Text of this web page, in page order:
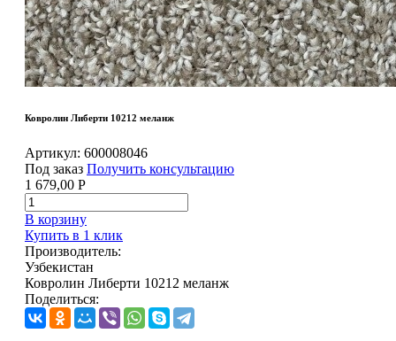
Ковролин Либерти 10212 меланж
Артикул: 600008046
Под заказ Получить консультацию
1 679,00 Р
В корзину
Купить в 1 клик
Производитель:
Узбекистан
Ковролин Либерти 10212 меланж
Поделиться: